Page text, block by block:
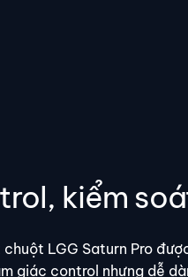
kiểm
chuột LGG Saturn Pro
giác control nhưng dễ